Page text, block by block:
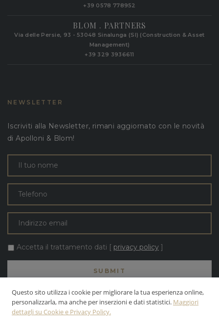
+39 0578 778952‬
BLOM . PARTNERS
Via delle Persie, 93 - 53048 Sinalunga (SI) (Construction & Asset
Management)
+39 329 3936611
NEWSLETTER
Iscriviti alla Newsletter, rimani aggiornato con le novità
di Apolloni & Blom!
Accetta il trattamento dati [ privacy policy ]
Questo sito utilizza i cookie per migliorare la tua esperienza online,
personalizzarla, ma anche per inserzioni e dati statistici. Maggiori
dettagli su Cookie e Privacy Policy.